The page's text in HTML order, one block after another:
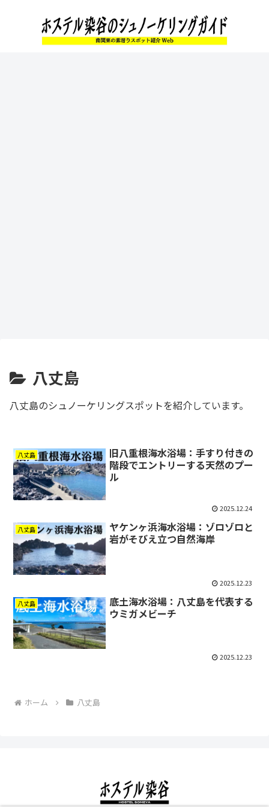
八丈島
八丈島のシュノーケリングスポットを紹介しています。
八丈島
旧八重根海水浴場：手すり付きの
階段でエントリーする天然のプー
ル
2025.12.24
八丈島
ヤケンヶ浜海水浴場：ゾロゾロと
岩がそびえ立つ自然海岸
2025.12.23
八丈島
底土海水浴場：八丈島を代表する
ウミガメビーチ
2025.12.23
ホーム 八丈島